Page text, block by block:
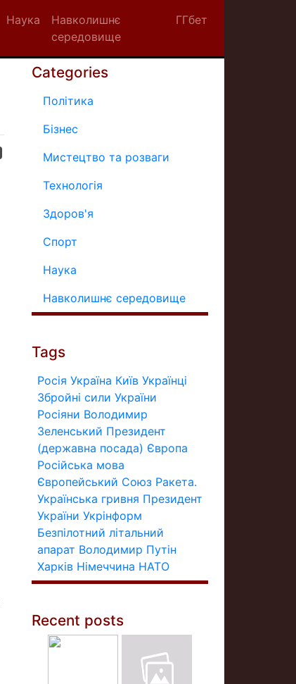
Наука
Навколишнє
середовище
ГГбет
Categories
Політика
Бізнес
Мистецтво та розваги
Технологія
Здоров'я
Спорт
Наука
Навколишнє середовище
Tags
Росія Україна Київ Українці
Збройні сили України
Росіяни Володимир
Зеленський Президент
(державна посада) Європа
Російська мова
Європейський Союз Ракета.
Українська гривня Президент
України Укрінформ
Безпілотний літальний
апарат Володимир Путін
Харків Німеччина НАТО
Recent posts